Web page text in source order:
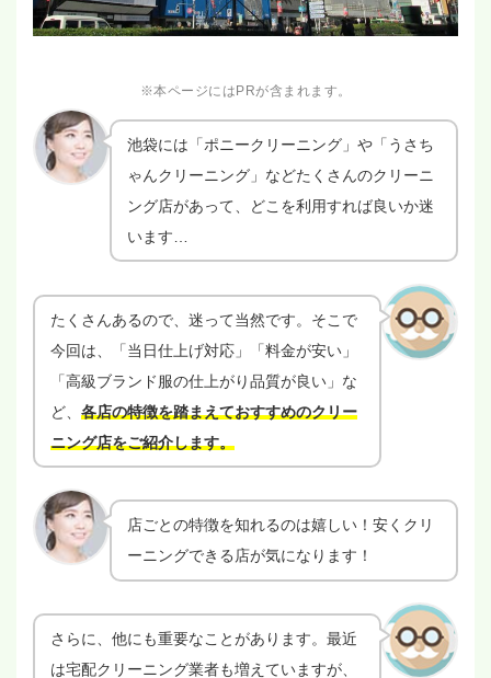
※本ページにはPRが含まれます。
池袋には「ポニークリーニング」や「うさち
ゃんクリーニング」などたくさんのクリーニ
ング店があって、どこを利用すれば良いか迷
います…
たくさんあるので、迷って当然です。そこで
今回は、「当日仕上げ対応」「料金が安い」
「高級ブランド服の仕上がり品質が良い」な
ど、各店の特徴を踏まえておすすめのクリー
ニング店をご紹介します。
店ごとの特徴を知れるのは嬉しい！安くクリ
ーニングできる店が気になります！
さらに、他にも重要なことがあります。最近
は宅配クリーニング業者も増えていますが、